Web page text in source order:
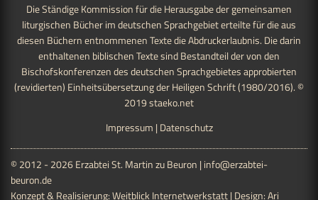
Die Ständige Kommission für die Herausgabe der gemeinsamen
liturgischen Bücher im deutschen Sprachgebiet erteilte für die aus
diesen Büchern entnommenen Texte die Abdruckerlaubnis. Die darin
enthaltenen biblischen Texte sind Bestandteil der von den
Bischofskonferenzen des deutschen Sprachgebietes approbierten
(revidierten) Einheitsübersetzung der Heiligen Schrift (1980/2016). ©
2019staeko.net
Impressum | Datenschutz
© 2012 - 2026 Erzabtei St. Martin zu Beuron | info@erzabtei-
beuron.de
Konzept & Realisierung:Weitblick Internetwerkstatt| Design:Ari